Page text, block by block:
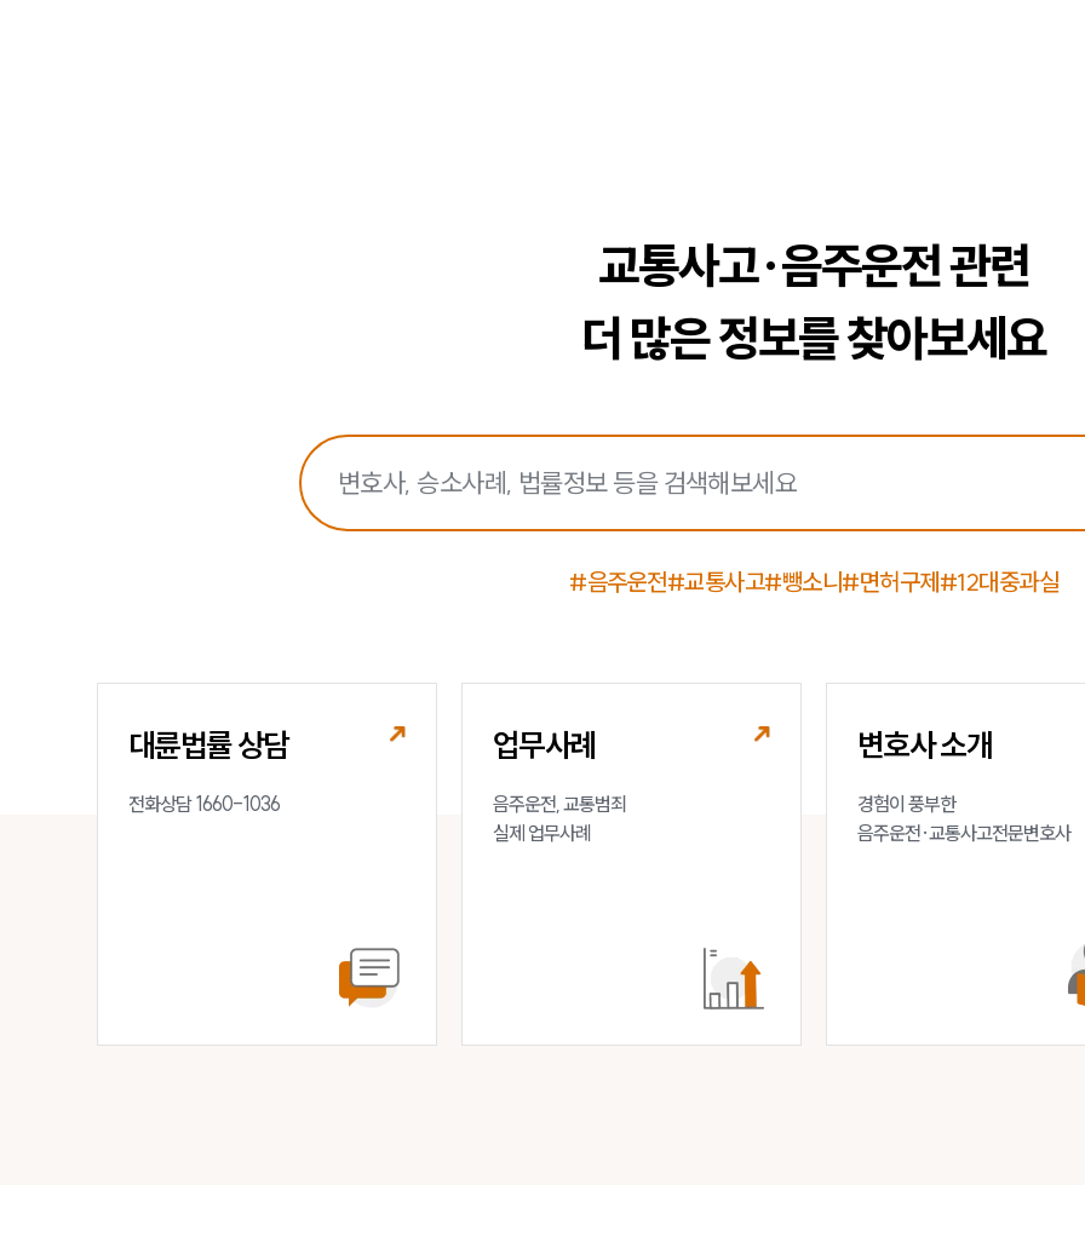
교통사고·음주운전 관련
더 많은 정보를 찾아보세요
#음주운전#교통사고#뺑소니#면허구제#12대중과실
대륜법률 상담
전화상담 1660-1036
업무사례
음주운전, 교통범죄
실제 업무사례
변호사 소개
경험이 풍부한
음주운전·교통사고전문변호사